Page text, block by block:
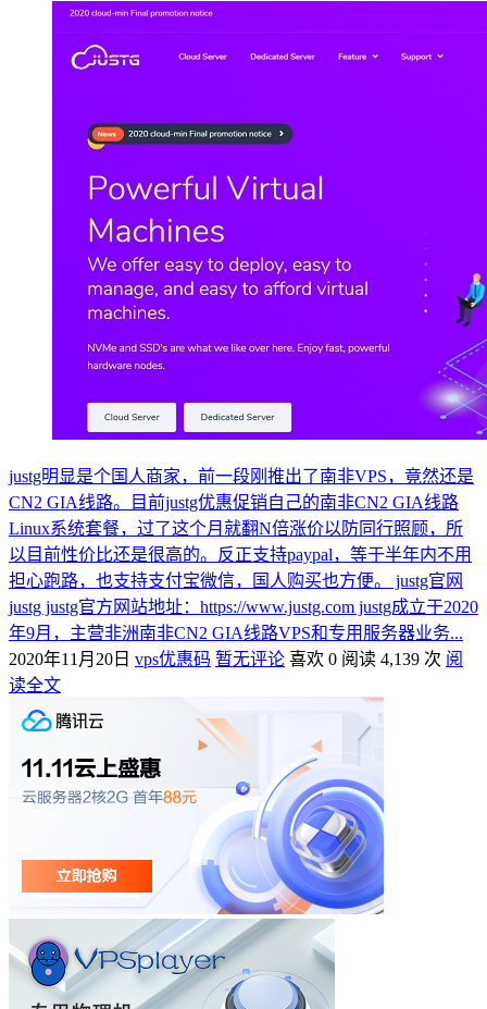
justg明显是个国人商家，前一段刚推出了南非VPS，竟然还是
CN2 GIA线路。目前justg优惠促销自己的南非CN2 GIA线路
Linux系统套餐，过了这个月就翻N倍涨价以防同行照顾，所
以目前性价比还是很高的。反正支持paypal，等于半年内不用
担心跑路，也支持支付宝微信，国人购买也方便。 justg官网
justg justg官方网站地址：https://www.justg.com justg成立于2020
年9月，主营非洲南非CN2 GIA线路VPS和专用服务器业务...
2020年11月20日 vps优惠码 暂无评论 喜欢 0 阅读 4,139 次 阅
读全文